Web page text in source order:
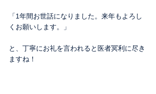
「1年間お世話になりました。来年もよろし
くお願いします。」
と、丁寧にお礼を言われると医者冥利に尽き
ますね！